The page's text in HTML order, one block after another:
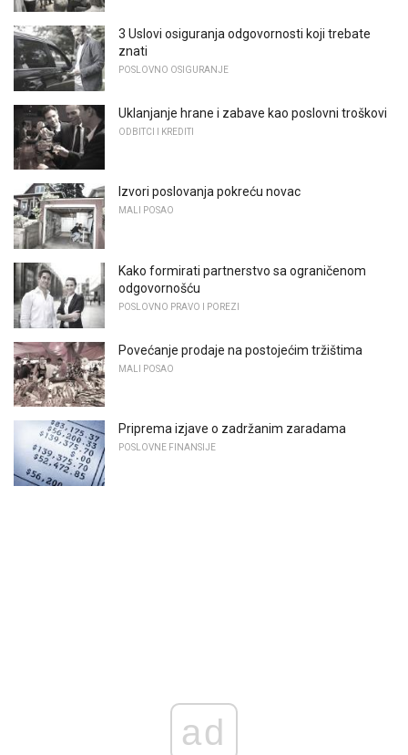
3 Uslovi osiguranja odgovornosti koji trebate
znati
POSLOVNO OSIGURANJE
Uklanjanje hrane i zabave kao poslovni troškovi
ODBITCI I KREDITI
Izvori poslovanja pokreću novac
MALI POSAO
Kako formirati partnerstvo sa ograničenom
odgovornošću
POSLOVNO PRAVO I POREZI
Povećanje prodaje na postojećim tržištima
MALI POSAO
Priprema izjave o zadržanim zaradama
POSLOVNE FINANSIJE
ad